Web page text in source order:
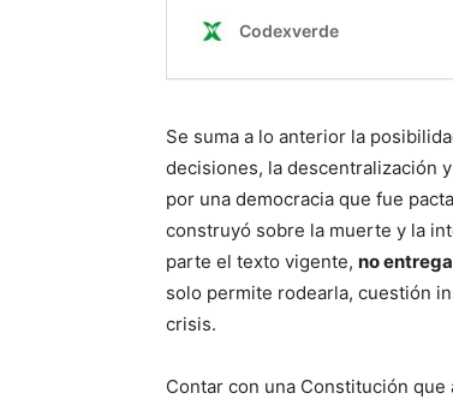
Se suma a lo anterior la
decisiones, la descentralización
por una democracia que fue
construyó sobre la muerte y la
parte el texto vigente, no
solo permite rodearla, cuestión
crisis.
Contar con una Constitución